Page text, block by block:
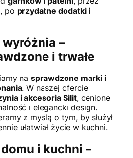
, po przydatne dodatki i
–
i trwałe
na sprawdzone marki i
. W naszej ofercie
i akcesoria Silit, cenione
i elegancki design.
z myślą o tym, by służył
ułatwiał życie w kuchni.
i kuchni –